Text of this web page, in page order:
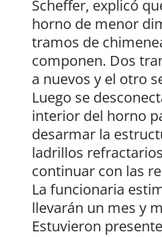
Scheffer, explicó
horno de menor
tramos de
componen. Dos
a nuevos y el otro
Luego se
interior del horno
desarmar la
ladrillos
continuar con las
La funcionaria
llevarán un mes y
Estuvieron